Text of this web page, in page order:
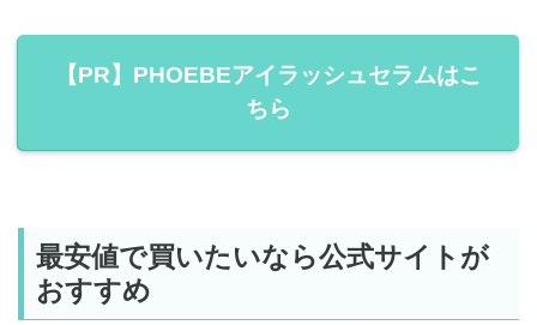
【PR】PHOEBEアイラッシュセラムはこ
ちら
最安値で買いたいなら公式サイトが
おすすめ